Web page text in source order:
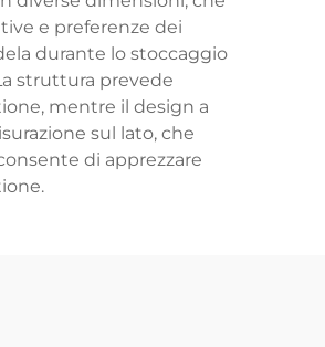
e preferenze dei
durante lo stoccaggio
struttura prevede
mentre il design a
sul lato, che
di apprezzare